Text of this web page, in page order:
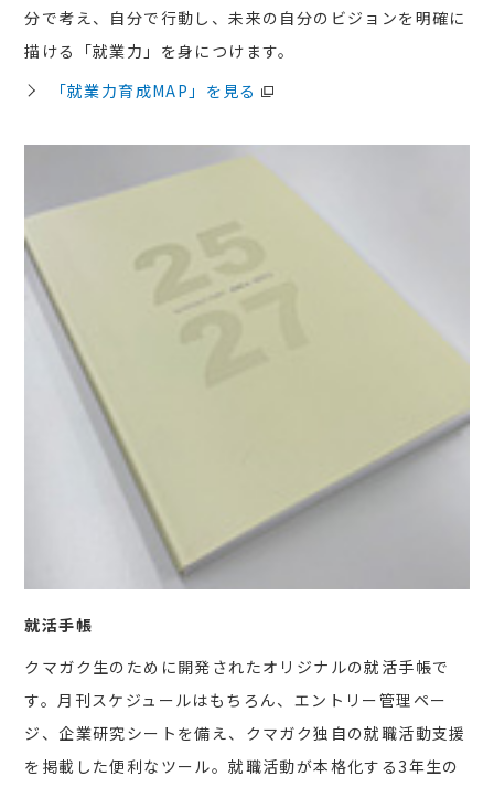
分で考え、自分で行動し、未来の自分のビジョンを明確に
描ける「就業力」を身につけます。
「就業力育成MAP」を見る
就活手帳
クマガク生のために開発されたオリジナルの就活手帳で
す。月刊スケジュールはもちろん、エントリー管理ペー
ジ、企業研究シートを備え、クマガク独自の就職活動支援
を掲載した便利なツール。就職活動が本格化する3年生の